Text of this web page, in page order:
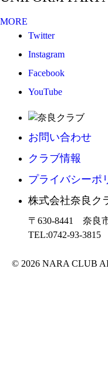
MORE
Twitter
Instagram
Facebook
YouTube
お問い合わせ
クラブ情報
プライバシーポ
株式会社奈良
〒630-8441 奈良
TEL:0742-93-3815
© 2026 NARA CLUB